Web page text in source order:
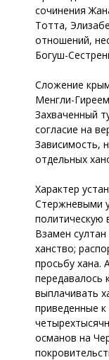
сочинения
Тотта,
отношений,
Богуш-
Сложение
Менгли-
Захваченный
согласие на
Зависимость,
отдельных
Характер
Стержневыми
политическую
Взамен
ханство;
просьбу хана.
передавалось
выплачивать
приведенные
османов на